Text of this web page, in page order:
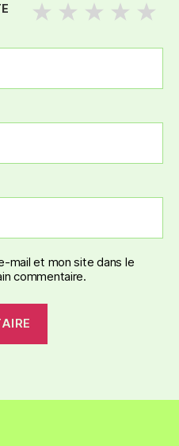
mail et mon site dans le
commentaire.